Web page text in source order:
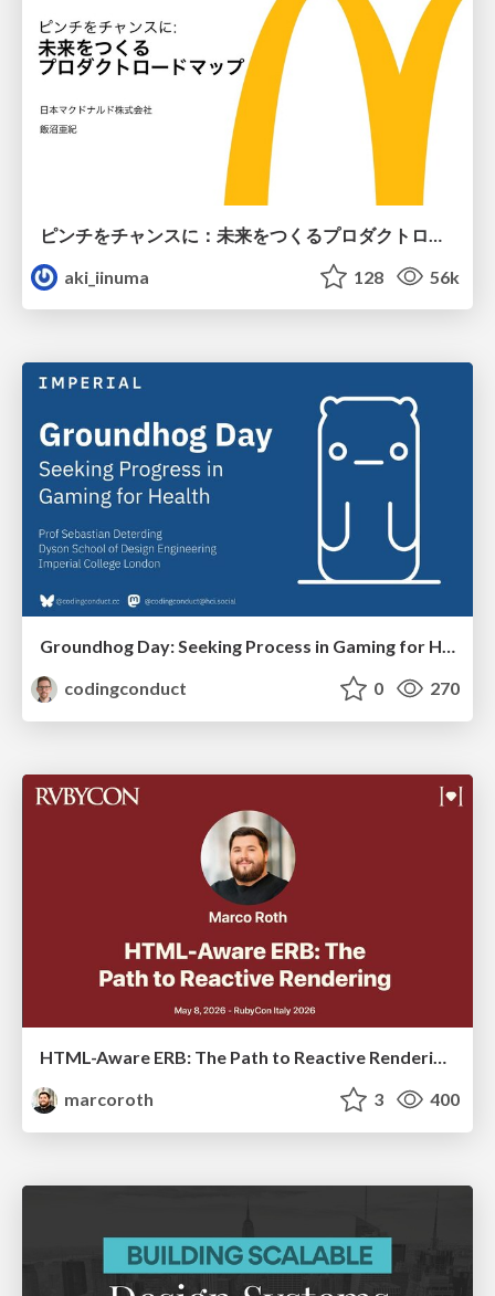
aki_iinuma
128 56k
Groundhog Day: Seeking Process in Gaming for Health
codingconduct
0 270
HTML-Aware ERB: The Path to Reactive Rendering @ RubyCon 2026, Rimini, Italy
marcoroth
3 400